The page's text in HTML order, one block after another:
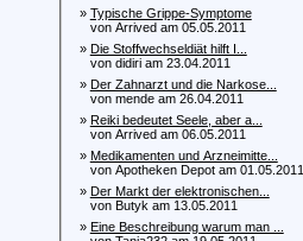
» Typische Grippe-Symptome
von Arrived am 05.05.2011
» Die Stoffwechseldiät hilft I...
von didiri am 23.04.2011
» Der Zahnarzt und die Narkose...
von mende am 26.04.2011
» Reiki bedeutet Seele, aber a...
von Arrived am 06.05.2011
» Medikamenten und Arzneimitte...
von Apotheken Depot am 01.05.2011
» Der Markt der elektronischen...
von Butyk am 13.05.2011
» Eine Beschreibung warum man ...